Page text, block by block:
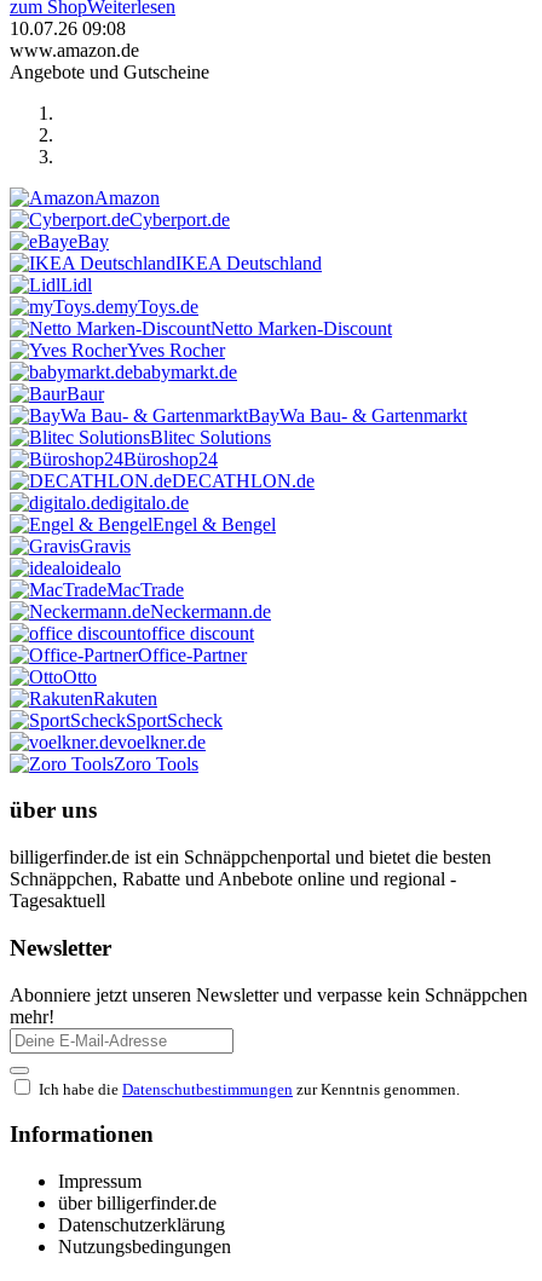
zum ShopWeiterlesen
10.07.26 09:08
www.amazon.de
Angebote und Gutscheine
Amazon
Cyberport.de
eBay
IKEA Deutschland
Lidl
myToys.de
Netto Marken-Discount
Yves Rocher
babymarkt.de
Baur
BayWa Bau- & Gartenmarkt
Blitec Solutions
Büroshop24
DECATHLON.de
digitalo.de
Engel & Bengel
Gravis
idealo
MacTrade
Neckermann.de
office discount
Office-Partner
Otto
Rakuten
SportScheck
voelkner.de
Zoro Tools
über uns
billigerfinder.de ist ein Schnäppchenportal und bietet die besten
Schnäppchen, Rabatte und Anbebote online und regional -
Tagesaktuell
Newsletter
Abonniere jetzt unseren Newsletter und verpasse kein Schnäppchen
mehr!
Ich habe die Datenschutbestimmungen zur Kenntnis genommen.
Informationen
Impressum
über billigerfinder.de
Datenschutzerklärung
Nutzungsbedingungen